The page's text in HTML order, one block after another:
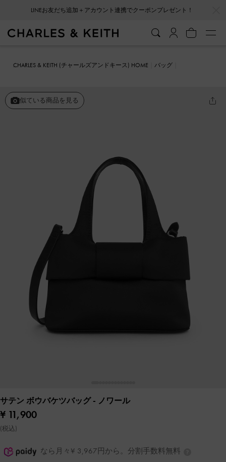
LINEお友だち追加＋アカウント連携でクーポンプレゼント！
CHARLES & KEITH (チャールズアンドキース) HOME
バッグ
似ている商品を見る
サテン ボウバケツバッグ- ノワール
¥ 11,900
(税込)
なら月々¥ 3,967円から。分割手数料無料